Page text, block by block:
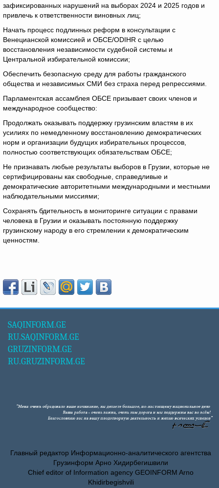
зафиксированных нарушений на выборах 2024 и 2025 годов и
привлечь к ответственности виновных лиц;
Начать процесс подлинных реформ в консультации с
Венецианской комиссией и ОБСЕ/ODIHR с целью
восстановления независимости судебной системы и
Центральной избирательной комиссии;
Обеспечить безопасную среду для работы гражданского
общества и независимых СМИ без страха перед репрессиями.
Парламентская ассамблея ОБСЕ призывает своих членов и
международное сообщество:
Продолжать оказывать поддержку грузинским властям в их
усилиях по немедленному восстановлению демократических
норм и организации будущих избирательных процессов,
полностью соответствующих обязательствам ОБСЕ;
Не признавать любые результаты выборов в Грузии, которые не
сертифицированы как свободные, справедливые и
демократические авторитетными международными и местными
наблюдательными миссиями;
Сохранять бдительность в мониторинге ситуации с правами
человека в Грузии и оказывать постоянную поддержку
грузинскому народу в его стремлении к демократическим
ценностям.
SAQINFORM.GE
RU.SAQINFORM.GE
GRUZINFORM.GE
RU.GRUZINFORM.GE
Главный редактор Информационно-аналитического агентства
Грузинформ Арно Хидирбегишвили
Chief editor of Information agency GEOINFORM Arno
Khidirbegishvili